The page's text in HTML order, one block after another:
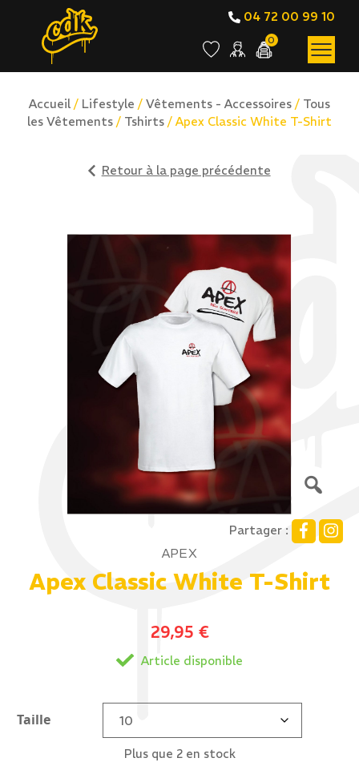
04 72 00 99 10
0
Accueil / Lifestyle / Vêtements - Accessoires / Tous
les Vêtements / Tshirts / Apex Classic White T-Shirt
Retour à la page précédente
Partager :
APEX
Apex Classic White T-Shirt
29,95 €
Article disponible
Taille
Plus que 2 en stock